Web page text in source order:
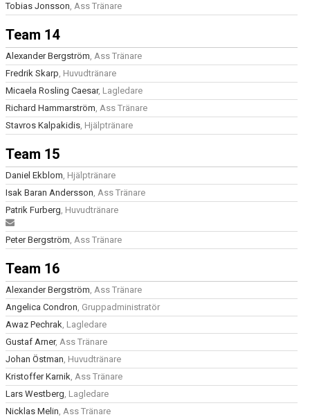
Tobias Jonsson, Ass Tränare
Team 14
Alexander Bergström, Ass Tränare
Fredrik Skarp, Huvudtränare
Micaela Rosling Caesar, Lagledare
Richard Hammarström, Ass Tränare
Stavros Kalpakidis, Hjälptränare
Team 15
Daniel Ekblom, Hjälptränare
Isak Baran Andersson, Ass Tränare
Patrik Furberg, Huvudtränare
Peter Bergström, Ass Tränare
Team 16
Alexander Bergström, Ass Tränare
Angelica Condron, Gruppadministratör
Awaz Pechrak, Lagledare
Gustaf Arner, Ass Tränare
Johan Östman, Huvudtränare
Kristoffer Karnik, Ass Tränare
Lars Westberg, Lagledare
Nicklas Melin, Ass Tränare